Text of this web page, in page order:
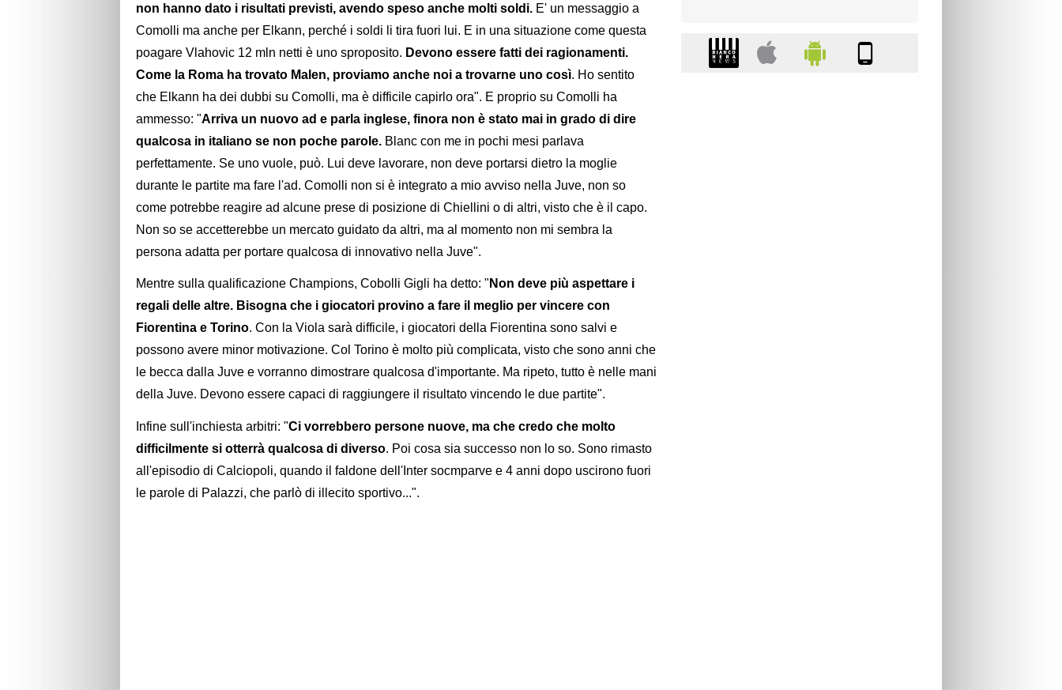
non hanno dato i risultati previsti, avendo speso anche molti soldi. E' un messaggio a
Comolli ma anche per Elkann, perché i soldi li tira fuori lui. E in una situazione come questa
poagare Vlahovic 12 mln netti è uno sproposito. Devono essere fatti dei ragionamenti.
Come la Roma ha trovato Malen, proviamo anche noi a trovarne uno così. Ho sentito
che Elkann ha dei dubbi su Comolli, ma è difficile capirlo ora". E proprio su Comolli ha
ammesso: "Arriva un nuovo ad e parla inglese, finora non è stato mai in grado di dire
qualcosa in italiano se non poche parole. Blanc con me in pochi mesi parlava
perfettamente. Se uno vuole, può. Lui deve lavorare, non deve portarsi dietro la moglie
durante le partite ma fare l'ad. Comolli non si è integrato a mio avviso nella Juve, non so
come potrebbe reagire ad alcune prese di posizione di Chiellini o di altri, visto che è il capo.
Non so se accetterebbe un mercato guidato da altri, ma al momento non mi sembra la
persona adatta per portare qualcosa di innovativo nella Juve".
Mentre sulla qualificazione Champions, Cobolli Gigli ha detto: " Non deve più aspettare i
regali delle altre. Bisogna che i giocatori provino a fare il meglio per vincere con
Fiorentina e Torino. Con la Viola sarà difficile, i giocatori della Fiorentina sono salvi e
possono avere minor motivazione. Col Torino è molto più complicata, visto che sono anni che
le becca dalla Juve e vorranno dimostrare qualcosa d'importante. Ma ripeto, tutto è nelle mani
della Juve. Devono essere capaci di raggiungere il risultato vincendo le due partite".
Infine sull'inchiesta arbitri: "Ci vorrebbero persone nuove, ma che credo che molto
difficilmente si otterrà qualcosa di diverso. Poi cosa sia successo non lo so. Sono rimasto
all'episodio di Calciopoli, quando il faldone dell'Inter socmparve e 4 anni dopo uscirono fuori
le parole di Palazzi, che parlò di illecito sportivo...".